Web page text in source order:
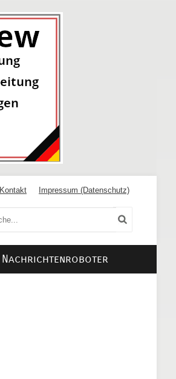
Kontakt Impressum (Datenschutz)
Nachrichtenroboter